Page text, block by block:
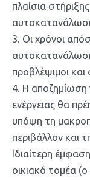
πλαίσια
3. Οι χρόνοι
αυτοκατανάλωση
προβλέψιμοι και
4. Η αποζημίωση
ενέργειας θα
υπόψη τη
περιβάλλον και
Ιδιαίτερη
οικιακό τομέα